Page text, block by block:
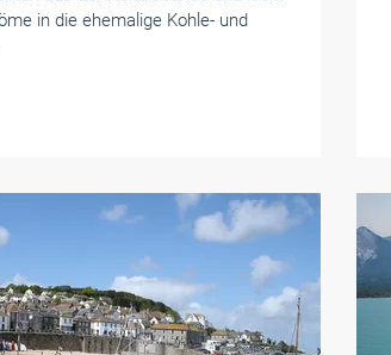
in die ehemalige Kohle- und